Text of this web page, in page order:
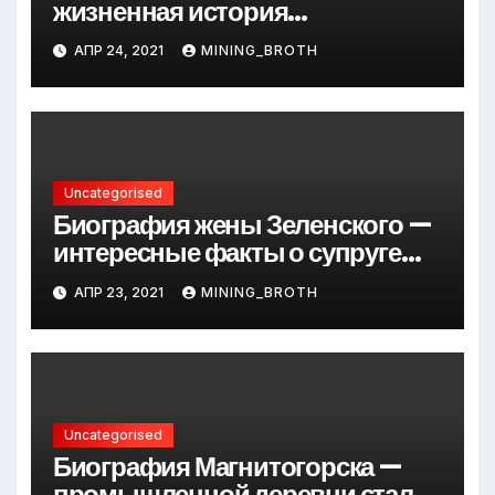
жизненная история
талантливого певца, его
музыкальный путь и важные
достижения
АПР 24, 2021 MINING_BROTH
Uncategorised
Биография жены Зеленского —
интересные факты о супруге
президента Украины
АПР 23, 2021 MINING_BROTH
Uncategorised
Биография Магнитогорска —